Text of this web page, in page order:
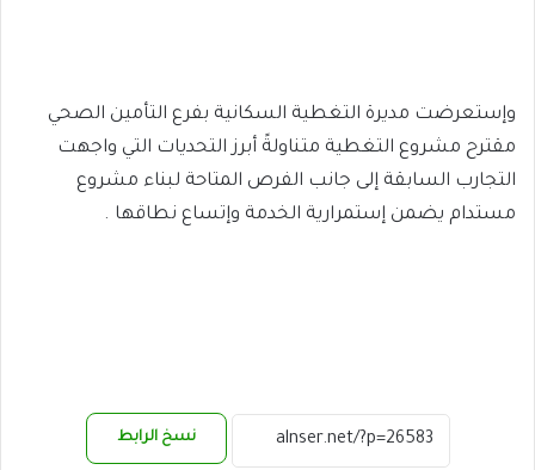
وإستعرضت مديرة التغطية السكانية بفرع التأمين الصحي
مقترح مشروع التغطية متناولةً أبرز التحديات التي واجهت
التجارب السابقة إلى جانب الفرص المتاحة لبناء مشروع
مستدام يضمن إستمرارية الخدمة وإتساع نطاقها .
نسخ الرابط